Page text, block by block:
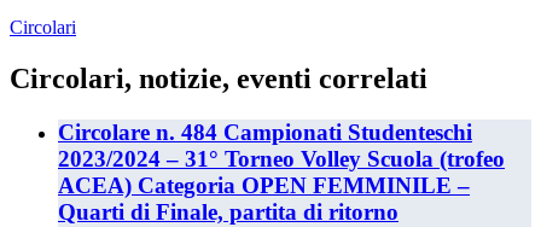
Circolari
Circolari, notizie, eventi correlati
Circolare n. 484 Campionati Studenteschi
2023/2024 – 31° Torneo Volley Scuola (trofeo
ACEA) Categoria OPEN FEMMINILE –
Quarti di Finale, partita di ritorno